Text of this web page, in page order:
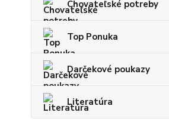
Chovateľské potreby
Top Ponuka
Darčekové poukazy
Literatúra